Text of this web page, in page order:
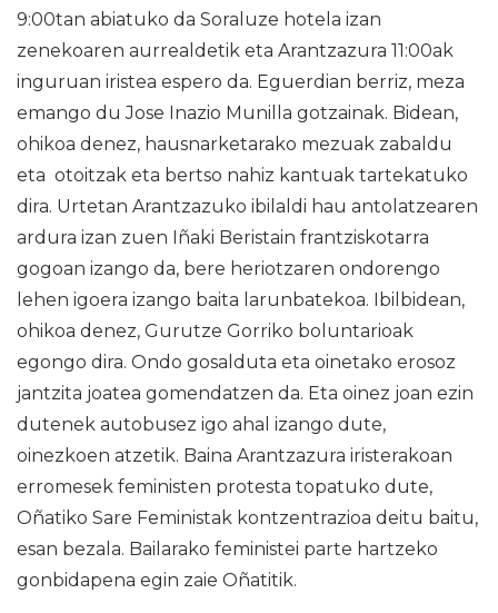
9:00tan abiatuko da Soraluze hotela izan
zenekoaren aurrealdetik eta Arantzazura 11:00ak
inguruan iristea espero da. Eguerdian berriz, meza
emango du Jose Inazio Munilla gotzainak. Bidean,
ohikoa denez, hausnarketarako mezuak zabaldu
eta otoitzak eta bertso nahiz kantuak tartekatuko
dira. Urtetan Arantzazuko ibilaldi hau antolatzearen
ardura izan zuen Iñaki Beristain frantziskotarra
gogoan izango da, bere heriotzaren ondorengo
lehen igoera izango baita larunbatekoa. Ibilbidean,
ohikoa denez, Gurutze Gorriko boluntarioak
egongo dira. Ondo gosalduta eta oinetako erosoz
jantzita joatea gomendatzen da. Eta oinez joan ezin
dutenek autobusez igo ahal izango dute,
oinezkoen atzetik. Baina Arantzazura iristerakoan
erromesek feministen protesta topatuko dute,
Oñatiko Sare Feministak kontzentrazioa deitu baitu,
esan bezala. Bailarako feministei parte hartzeko
gonbidapena egin zaie Oñatitik.